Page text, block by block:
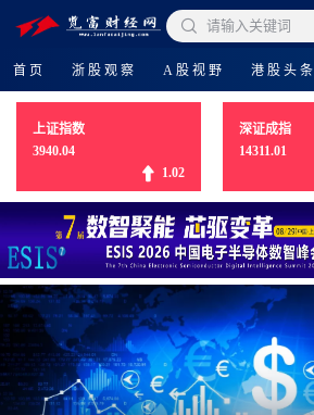
 请输入关键词
首页 浙股观察 A股视野 港股头条
上证指数
3940.04
1.02
深证成指
14311.01